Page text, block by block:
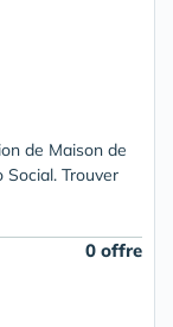
de Maison de
Trouver
0 offre